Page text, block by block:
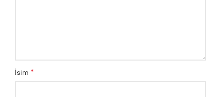
İsim *